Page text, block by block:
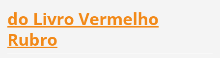
do Livro Vermelho
Rubro